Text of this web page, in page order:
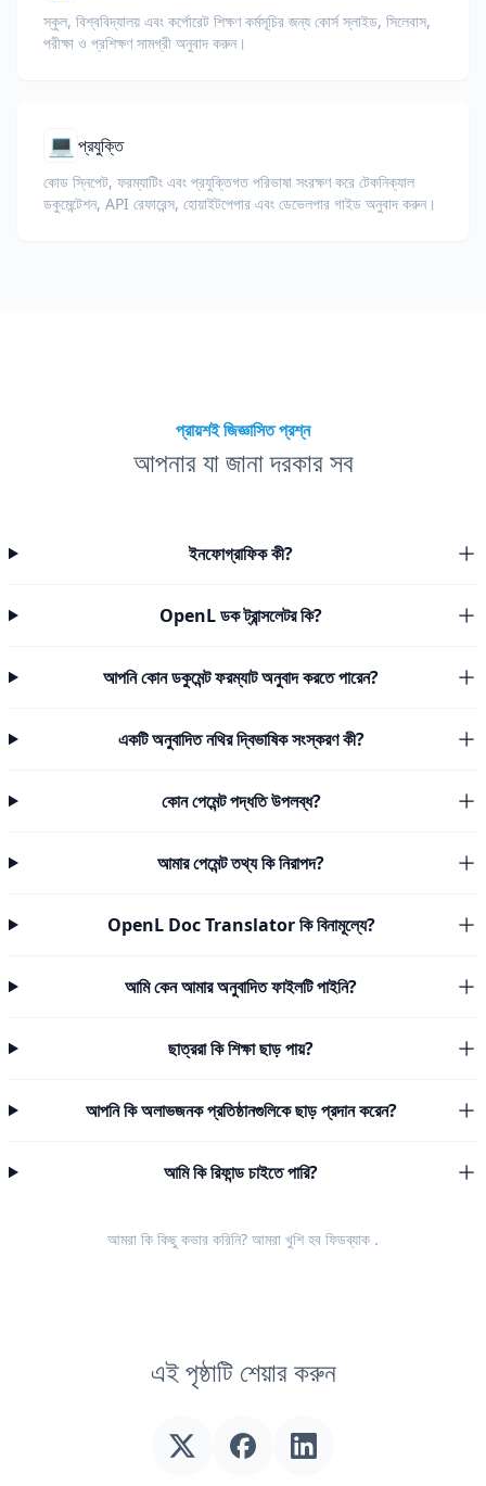
স্কুল, বিশ্ববিদ্যালয় এবং কর্পোরেট শিক্ষণ কর্মসূচির জন্য কোর্স স্লাইড, সিলেবাস,
পরীক্ষা ও প্রশিক্ষণ সামগ্রী অনুবাদ করুন।
💻 প্রযুক্তি
কোড স্নিপেট, ফরম্যাটিং এবং প্রযুক্তিগত পরিভাষা সংরক্ষণ করে টেকনিক্যাল
ডকুমেন্টেশন, API রেফারেন্স, হোয়াইটপেপার এবং ডেভেলপার গাইড অনুবাদ করুন।
প্রায়শই জিজ্ঞাসিত প্রশ্ন
আপনার যা জানা দরকার সব
ইনফোগ্রাফিক কী?
OpenL ডক ট্রান্সলেটর কি?
আপনি কোন ডকুমেন্ট ফরম্যাট অনুবাদ করতে পারেন?
একটি অনুবাদিত নথির দ্বিভাষিক সংস্করণ কী?
কোন পেমেন্ট পদ্ধতি উপলব্ধ?
আমার পেমেন্ট তথ্য কি নিরাপদ?
OpenL Doc Translator কি বিনামূল্যে?
আমি কেন আমার অনুবাদিত ফাইলটি পাইনি?
ছাত্ররা কি শিক্ষা ছাড় পায়?
আপনি কি অলাভজনক প্রতিষ্ঠানগুলিকে ছাড় প্রদান করেন?
আমি কি রিফান্ড চাইতে পারি?
আমরা কি কিছু কভার করিনি? আমরা খুশি হব ফিডব্যাক .
এই পৃষ্ঠাটি শেয়ার করুন